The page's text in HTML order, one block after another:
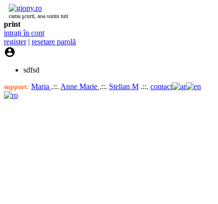
cama şcurti, aoa suntu tuti
print
intraţi în cont
register| resetare parolă

sdfsd
support: Maria .::. Anne Marie .::. Stelian M .::. contact